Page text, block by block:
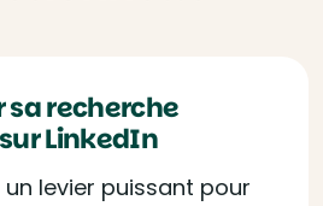
sa recherche
LinkedIn
un levier puissant pour